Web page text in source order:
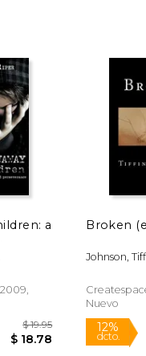
a
Broken
Johnson,
Nuevo